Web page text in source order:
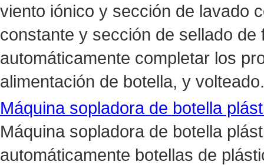
viento iónico y sección de lavado
constante y sección de sellado de
automáticamente completar los
alimentación de botella, y
Máquina sopladora de botella
Máquina sopladora de botella
automáticamente botellas de